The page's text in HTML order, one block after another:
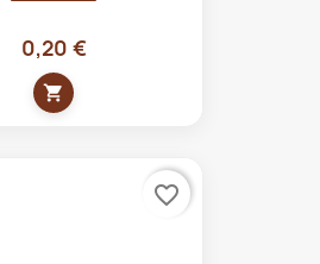
0,20 €
shopping_cart
favorite_border